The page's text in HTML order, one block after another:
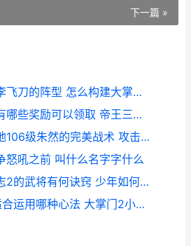
下一篇 »
怎么构建大掌门小李飞刀的阵型 怎么构建大掌门系统
帝王三国竞技场中有哪些奖励可以领取 帝王三国竞技场装备
有没有击败攻城掠地106级朱然的完美战术 攻击城池
怒吼之前 叫什么名字字什么
想要提高少年三国志2的武将有何诀窍 少年如何提高免疫力和抵抗力
大掌门2小李阵型适合运用哪种心法 大掌门2小李最强阵容和站位心法